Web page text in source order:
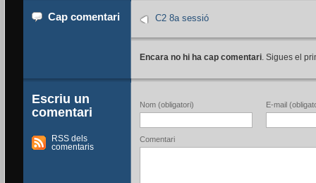
Cap comentari C2 8a sessió
Encara no hi ha cap comentari. Sigues el
Escriu un
comentari
RSS dels
comentaris
Nom (obligatori) E-mail
Comentari